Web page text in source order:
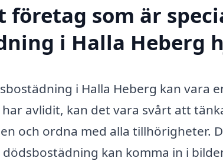
företag som är
i Halla Heberg
i Halla Heberg kan vara
avlidit, kan det vara svårt att
och ordna med alla tillhörigheter.
dödsbostädning kan komma in i